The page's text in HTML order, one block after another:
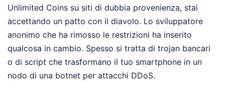
Unlimited Coins su siti di dubbia provenienza, stai
accettando un patto con il diavolo. Lo sviluppatore
anonimo che ha rimosso le restrizioni ha inserito
qualcosa in cambio. Spesso si tratta di trojan bancari
o di script che trasformano il tuo smartphone in un
nodo di una botnet per attacchi DDoS.